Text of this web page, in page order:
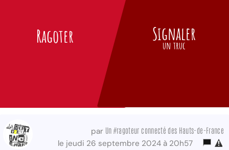
Ragoter Signaler
un truc
par Un #ragoteur connecté des Hauts-de-France
le jeudi 26 septembre 2024 à 20h57